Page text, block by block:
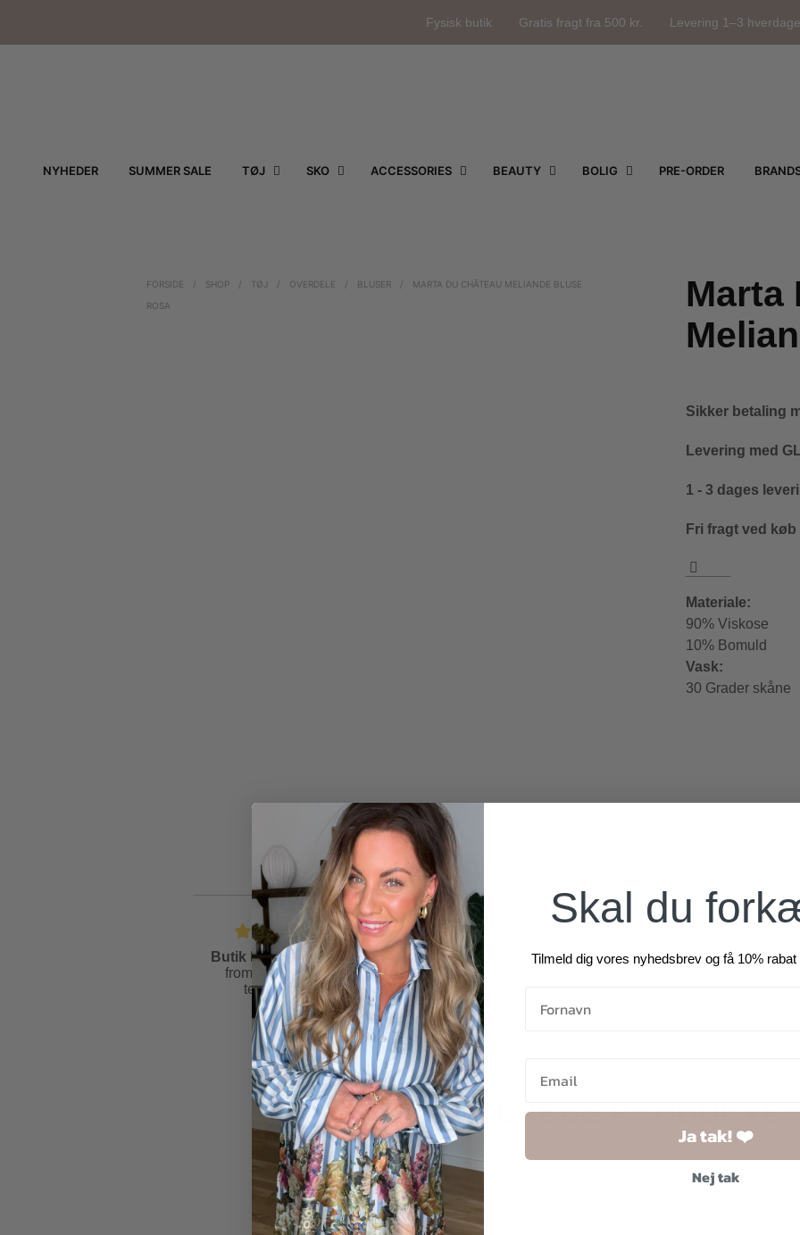
Fysisk butik Gratis fragt fra 500 kr. Levering 1–3 hverdage
NYHEDER SUMMER SALE TØJ SKO ACCESSORIES BEAUTY BOLIG PRE-ORDER
FORSIDE / SHOP / TØJ / OVERDELE / BLUSER /
MARTA DU CHÂTEAU MELIANDE BLUSE
ROSA
Marta
Sikker betaling
Levering med
1 - 3 dages
Fri fragt ved køb
Materiale:
90% Viskose
10% Bomuld
Vask:
30 Grader skåne
Butik Friisis rated4.6
from
81reviews &
testimonials
RELATEREDE
2 for
Skal du
Tilmeld dig vores nyhedsbrev og få 10%
Ja tak! ❤️
Nej tak